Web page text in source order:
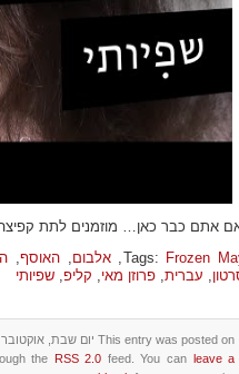
אתם כבר כאן… מוזמנים לתת
Tags: Frozen
,אלבום,האוסף,
, עברית, פרוזן מאי, קליפ, שפיותי
This entry was posted on יום שבת, אוקטובר 10, 2015 at 14:32 and is filed under
the
RSS 2.0 feed. You can
leave a